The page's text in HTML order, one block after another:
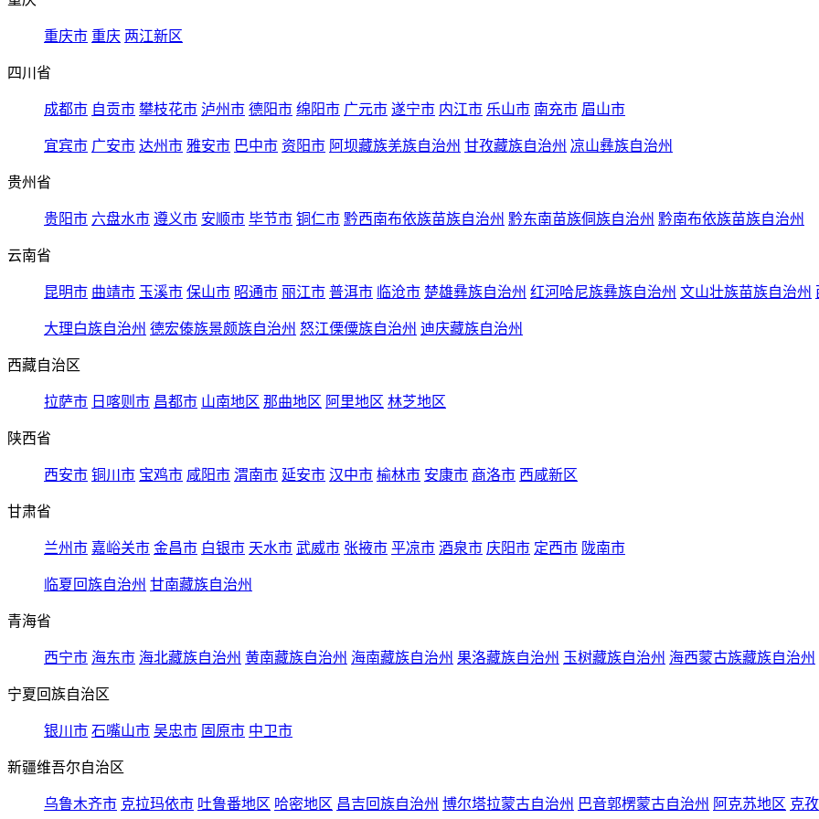
重庆市 重庆 两江新区
四川省
成都市 自贡市 攀枝花市 泸州市 德阳市 绵阳市 广元市 遂宁市 内江市 乐山市 南充市 眉山市
宜宾市 广安市 达州市 雅安市 巴中市 资阳市 阿坝藏族羌族自治州 甘孜藏族自治州 凉山彝族自治州
贵州省
贵阳市 六盘水市 遵义市 安顺市 毕节市 铜仁市 黔西南布依族苗族自治州 黔东南苗族侗族自治州 黔南布依族苗族自治州
云南省
昆明市 曲靖市 玉溪市 保山市 昭通市 丽江市 普洱市 临沧市 楚雄彝族自治州 红河哈尼族彝族自治州 文山壮族苗族自治州
大理白族自治州 德宏傣族景颇族自治州 怒江傈僳族自治州 迪庆藏族自治州
西藏自治区
拉萨市 日喀则市 昌都市 山南地区 那曲地区 阿里地区 林芝地区
陕西省
西安市 铜川市 宝鸡市 咸阳市 渭南市 延安市 汉中市 榆林市 安康市 商洛市 西咸新区
甘肃省
兰州市 嘉峪关市 金昌市 白银市 天水市 武威市 张掖市 平凉市 酒泉市 庆阳市 定西市 陇南市
临夏回族自治州 甘南藏族自治州
青海省
西宁市 海东市 海北藏族自治州 黄南藏族自治州 海南藏族自治州 果洛藏族自治州 玉树藏族自治州 海西蒙古族藏族自治州
宁夏回族自治区
银川市 石嘴山市 吴忠市 固原市 中卫市
新疆维吾尔自治区
乌鲁木齐市 克拉玛依市 吐鲁番地区 哈密地区 昌吉回族自治州 博尔塔拉蒙古自治州 巴音郭楞蒙古自治州 阿克苏地区 克